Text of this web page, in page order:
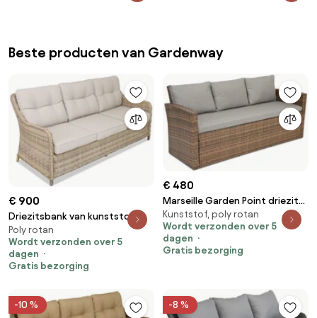
Beste producten van Gardenway
€ 900
Driezitsbank van kunststof
rotan Toledo beige Garden
Point
Poly rotan
Wordt verzonden over 5
dagen
Gratis bezorging
€ 480
Marseille Garden Point driezits
technorattan bank in bruin
Kunststof, poly rotan
Wordt verzonden over 5
dagen
Gratis bezorging
-10 % -8 %